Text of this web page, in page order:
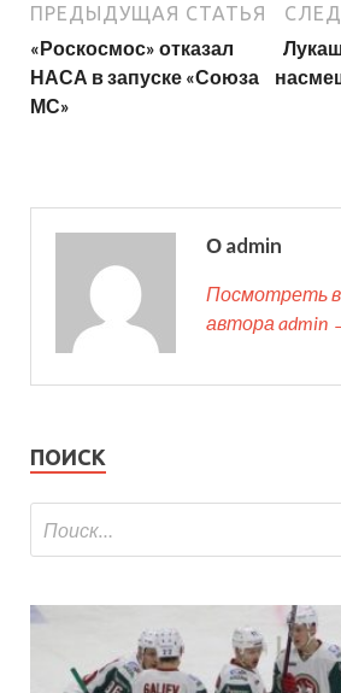
ПРЕДЫДУЩАЯ СТАТЬЯ
«Роскосмос» отказал
НАСА в запуске «Союза
МС»
О admin
Посмотреть
автора admin
ПОИСК